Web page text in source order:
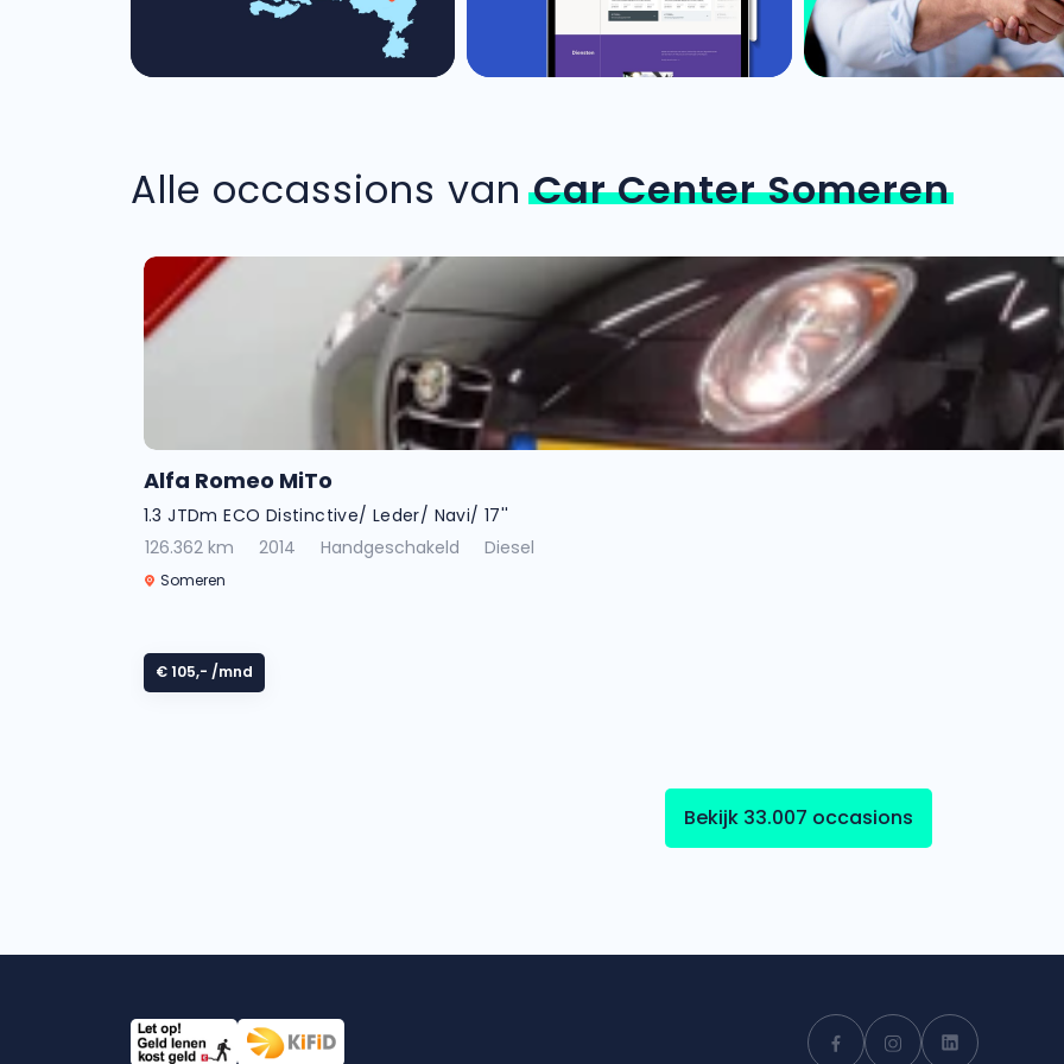
Alle occassions vanCar Center Someren
Alfa Romeo MiTo
1.3 JTDm ECO Distinctive/ Leder/ Navi/ 17''
126.362 km
2014 Handgeschakeld Diesel
Someren
€ 105,- /mnd
Bekijk 33.007 occasions